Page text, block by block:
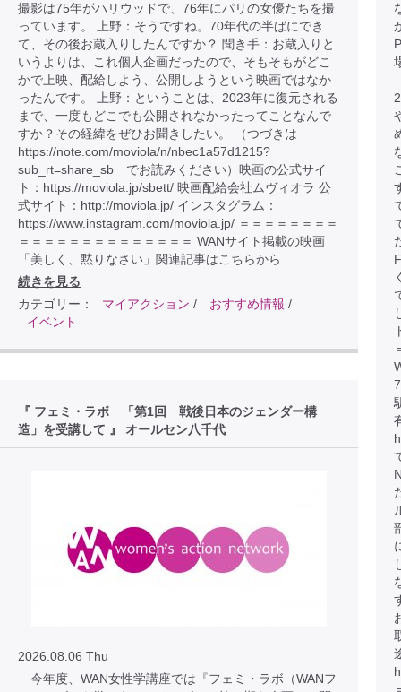
撮影は75年がハリウッドで、76年にパリの女優たちを撮
っています。 上野：そうですね。70年代の半ばにでき
て、その後お蔵入りしたんですか？ 聞き手：お蔵入りと
いうよりは、これ個人企画だったので、そもそもがどこ
かで上映、配給しよう、公開しようという映画ではなか
ったんです。 上野：ということは、2023年に復元される
まで、一度もどこでも公開されなかったってことなんで
すか？その経緯をぜひお聞きしたい。 （つづきは
https://note.com/moviola/n/nbec1a57d1215?
sub_rt=share_sb でお読みください）映画の公式サイ
ト：https://moviola.jp/sbett/ 映画配給会社ムヴィオラ 公
式サイト：http://moviola.jp/ インスタグラム：
https://www.instagram.com/moviola.jp/ ＝＝＝＝＝＝＝＝
＝＝＝＝＝＝＝＝＝＝＝＝＝＝ WANサイト掲載の映画
「美しく、黙りなさい」関連記事はこちらから
続きを見る
カテゴリー：
マイアクション / おすすめ情報 /
イベント
『 フェミ・ラボ 「第1回 戦後日本のジェンダー構
造」を受講して 』 オールセン八千代
2026.08.06 Thu
今年度、WAN女性学講座では『フェミ・ラボ（WANフ